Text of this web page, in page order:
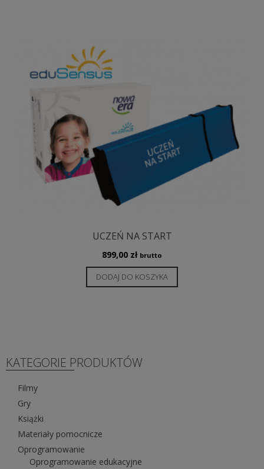
UCZEŃ NA START
899,00 zł brutto
DODAJ DO KOSZYKA
KATEGORIE PRODUKTÓW
Filmy
Gry
Książki
Materiały pomocnicze
Oprogramowanie
Oprogramowanie edukacyjne